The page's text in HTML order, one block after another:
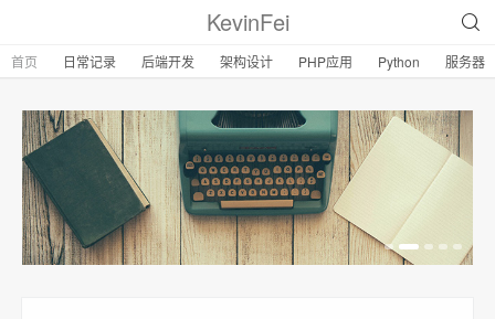
KevinFei
首页 日常记录 后端开发 架构设计 PHP应用 Python 服务器